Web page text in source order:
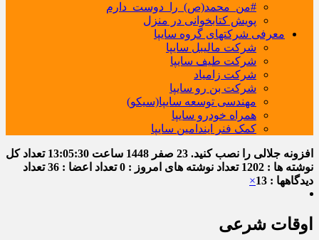
#من_محمد(ص)_را_دوست_دارم
پویش کتابخوانی در منزل
معرفی شرکتهای گروه سایپا
شرکت مالیبل سایپا
شرکت طیف سایپا
شرکت زامیاد
شرکت بن رو سایپا
مهندسی توسعه سایپا(سیکو)
همراه خودرو سایپا
کمک فنر ایندامین سایپا
افزونه جلالی را نصب کنید. 23 صفر 1448 ساعت 13:05:30 تعداد کل
نوشته ها : 1202
تعداد نوشته های امروز : 0 تعداد اعضا : 36
تعداد
دیدگاهها : 13
×
اوقات شرعی